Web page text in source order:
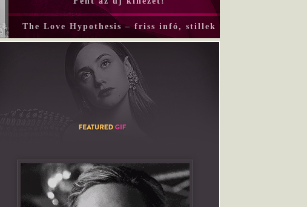
The Love Hypothesis – friss infó, stillek